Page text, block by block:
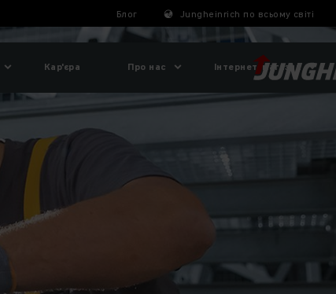
Блог Jungheinrich по всьому світі
Кар'єра Про нас Інтернет-магазин